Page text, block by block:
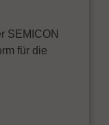
SEMICON
für die